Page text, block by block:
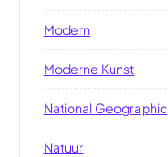
Modern
Moderne Kunst
National Geographic
Natuur